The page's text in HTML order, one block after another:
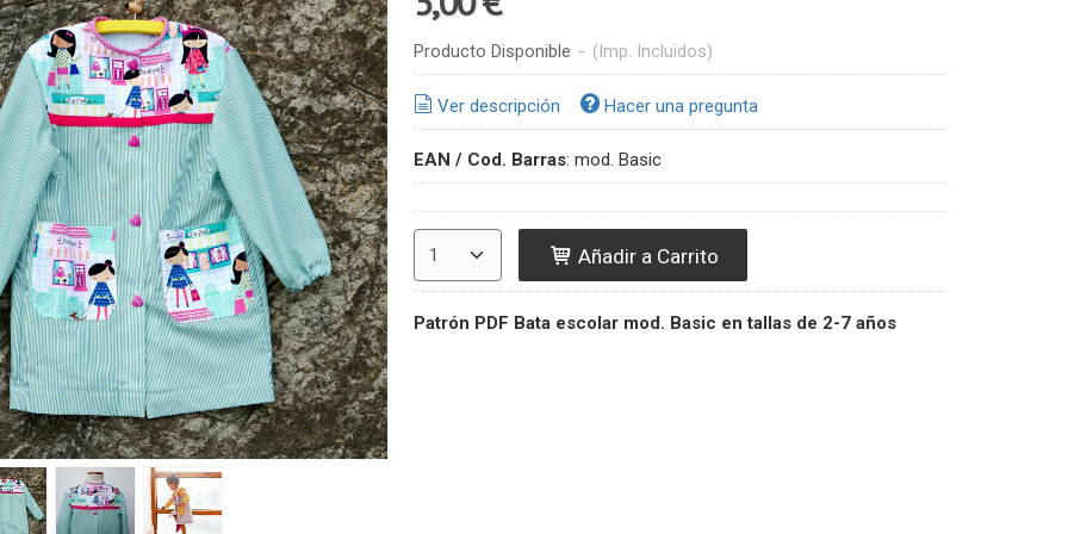
Producto Disponible - (Imp. Incluidos)
Ver descripción Hacer una pregunta
EAN / Cod. Barras: mod. Basic
Añadir a Carrito
Patrón PDF Bata escolar mod. Basic en tallas de 2-7 años